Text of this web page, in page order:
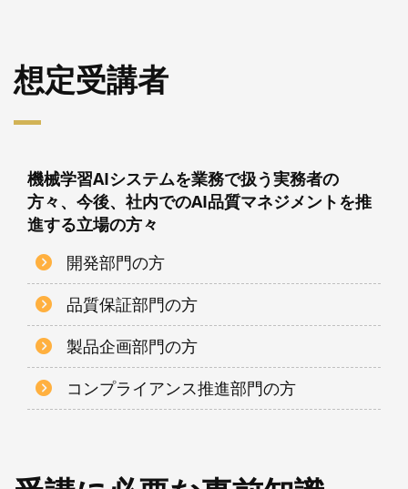
想定受講者
機械学習AIシステムを業務で扱う実務者の
方々、今後、社内でのAI品質マネジメントを推
進する立場の方々
開発部門の方
品質保証部門の方
製品企画部門の方
コンプライアンス推進部門の方